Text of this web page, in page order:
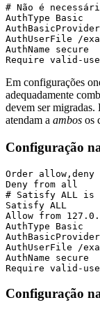
# Não é
AuthType Basic
AuthUserFile /
AuthName secure
Require valid-
Em configurações
adequadamente
devem ser migradas.
atendam a ambos os
Configuração
Order allow,deny
Deny from all
# Satisfy ALL is
Satisfy ALL
Allow from
AuthType Basic
AuthUserFile /
AuthName secure
Require valid-
Configuração